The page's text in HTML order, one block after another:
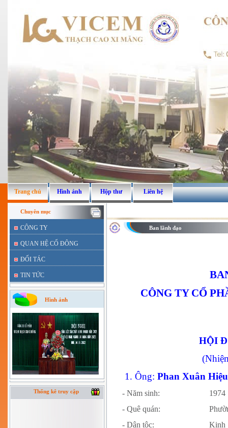
Trang chủ Hình ảnh Hộp thư Liên hệ
Chuyên mục
CÔNG TY
QUAN HỆ CỔ ĐÔNG
ĐỐI TÁC
TIN TỨC
Hình ảnh
Thống kê truy cập
Ban lãnh đạo
CÔNG TY CỔ
HỘI
1. Ông: Phan Xuân
- Năm sinh:
1974
- Quê quán:
- Dân tộc:
Kinh